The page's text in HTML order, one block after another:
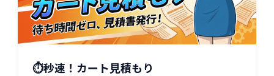
⏱️秒速！カート見積もり